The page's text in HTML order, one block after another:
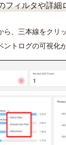
フィルタや詳細
ら、三本線をクリ
ントログの可視化